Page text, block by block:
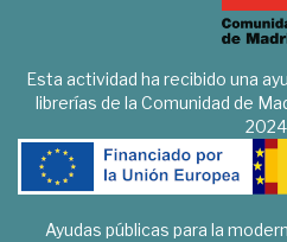
Esta actividad ha recibido una
librerías de la Comunidad de
2024
Ayudas públicas para la